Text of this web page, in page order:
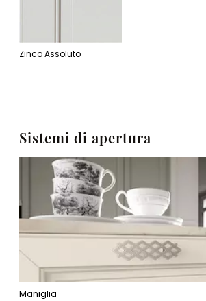
Zinco Assoluto
Sistemi di apertura
Maniglia